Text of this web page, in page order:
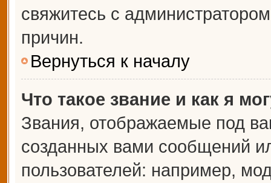
свяжитесь с
причин.
Вернуться к началу
Что такое звание и как я
Звания, отображаемые под
созданных вами сообщений
пользователей: например,